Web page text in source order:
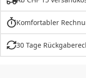
Komfortabler
30 Tage